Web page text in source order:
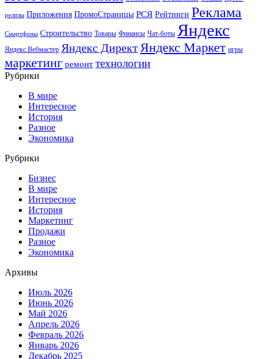
релизы Приложения ПромоСтраницы РСЯ Рейтинги Реклама
Смартфоны Строительство Товары Финансы Чат-боты Яндекс
Яндекс.Вебмастер Яндекс ДиректЯндекс Маркет игры
маркетинг ремонт технологии
Рубрики
В мире
Интересное
История
Разное
Экономика
Рубрики
Бизнес
В мире
Интересное
История
Маркетинг
Продажи
Разное
Экономика
Архивы
Июль 2026
Июнь 2026
Май 2026
Апрель 2026
Февраль 2026
Январь 2026
Декабрь 2025